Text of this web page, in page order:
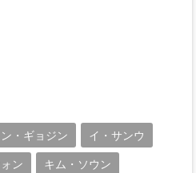
・ギョジン イ・サンウ
ン キム・ソウン